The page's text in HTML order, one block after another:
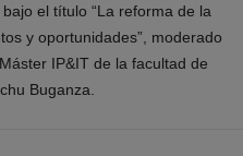
el título “La reforma de la
y oportunidades”, moderado
IP&IT de la facultad de
Buganza.